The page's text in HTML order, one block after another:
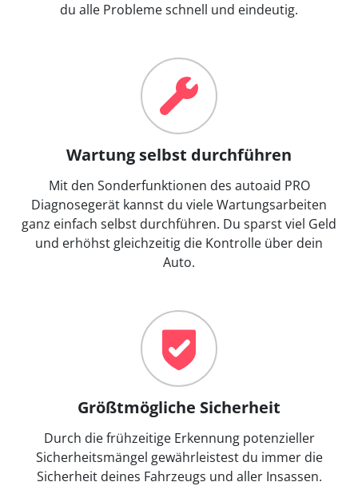
du alle Probleme schnell und eindeutig.
Wartung selbst durchführen
Mit den Sonderfunktionen des autoaid PRO
Diagnosegerät kannst du viele Wartungsarbeiten
ganz einfach selbst durchführen. Du sparst viel Geld
und erhöhst gleichzeitig die Kontrolle über dein
Auto.
Größtmögliche Sicherheit
Durch die frühzeitige Erkennung potenzieller
Sicherheitsmängel gewährleistest du immer die
Sicherheit deines Fahrzeugs und aller Insassen.